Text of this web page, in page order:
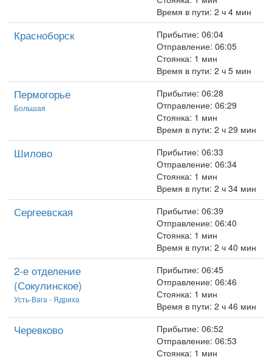
Время в пути: 2 ч 4 мин
Красноборск
Прибытие: 06:04
Отправление: 06:05
Стоянка: 1 мин
Время в пути: 2 ч 5 мин
Пермогорье
Большая
Прибытие: 06:28
Отправление: 06:29
Стоянка: 1 мин
Время в пути: 2 ч 29 мин
Шилово
Прибытие: 06:33
Отправление: 06:34
Стоянка: 1 мин
Время в пути: 2 ч 34 мин
Сергеевская
Прибытие: 06:39
Отправление: 06:40
Стоянка: 1 мин
Время в пути: 2 ч 40 мин
2-е отделение
(Сокулинское)
Усть-Вага - Ядриха
Прибытие: 06:45
Отправление: 06:46
Стоянка: 1 мин
Время в пути: 2 ч 46 мин
Черевково
Прибытие: 06:52
Отправление: 06:53
Стоянка: 1 мин